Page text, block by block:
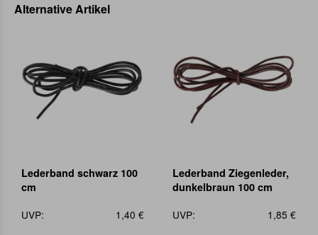
Alternative Artikel
Lederband schwarz 100
cm
UVP:
1,40 €
Lederband Ziegenleder,
dunkelbraun 100 cm
UVP:
1,85 €